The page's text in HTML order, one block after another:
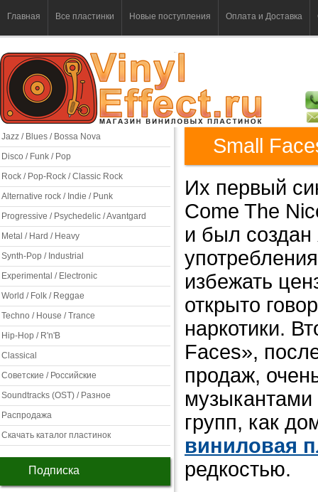
Главная Все пластинки Новые поступления Оплата и Доставка
Jazz / Blues / Bossa Nova
Disco / Funk / Pop
Rock / Pop-Rock / Classic Rock
Alternative rock / Indie / Punk
Progressive / Psychedelic / Avantgard
Metal / Hard / Heavy
Synth-Pop / Industrial
Experimental / Electronic
World / Folk / Reggae
Techno / House / Trance
Hip-Hop / R'n'B
Classical
Советские / Российские
Soundtracks (OST) / Разное
Распродажа
Скачать каталог пластинок
Подписка
Small
Их первый
Come The
и был
избежать
открыто
наркотики.
Faces»,
продаж,
групп, как
виниловая
редкостью.